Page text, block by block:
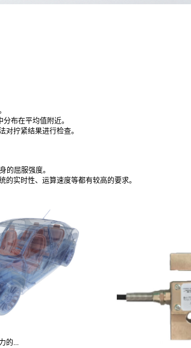
布在平均值附近。
拧紧结果进行检查。
的屈服强度。
实时性、运算速度等都有较高的要求。
的...